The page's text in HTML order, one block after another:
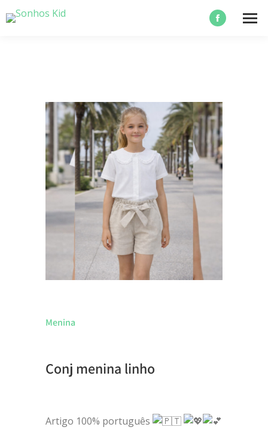
Menina
Conj menina linho
Artigo 100% português